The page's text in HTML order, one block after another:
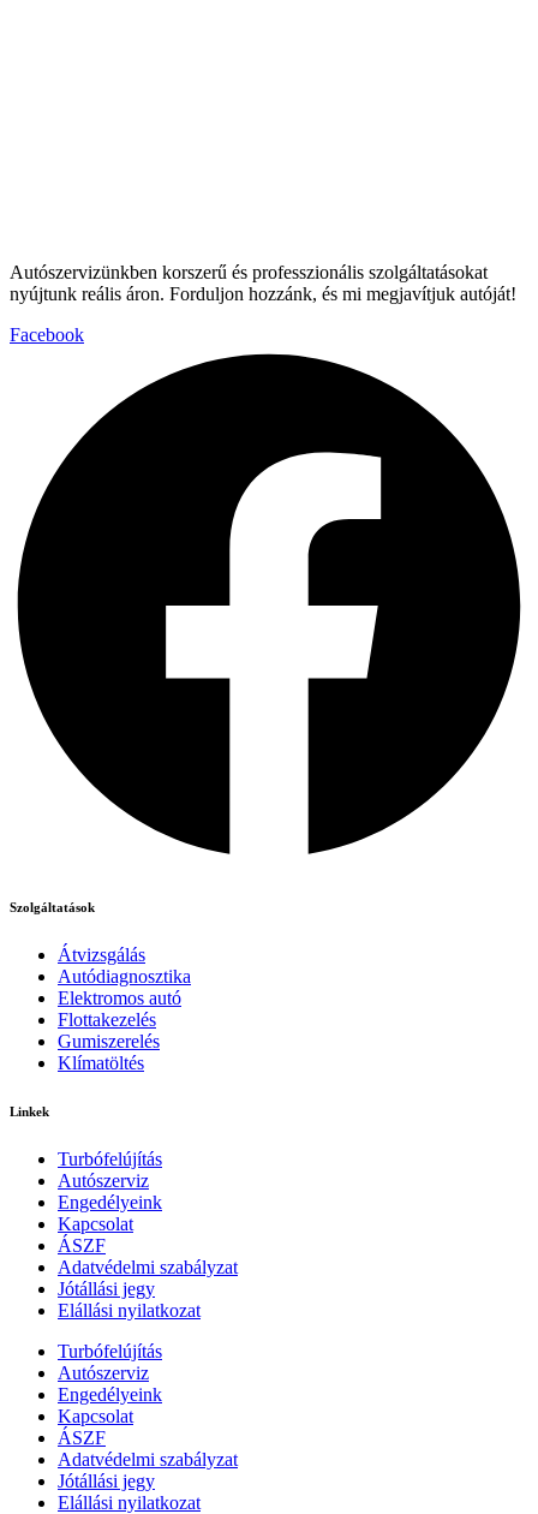
Autószervizünkben korszerű és professzionális szolgáltatásokat
nyújtunk reális áron. Forduljon hozzánk, és mi megjavítjuk autóját!
Facebook
Szolgáltatások
Átvizsgálás
Autódiagnosztika
Elektromos autó
Flottakezelés
Gumiszerelés
Klímatöltés
Linkek
Turbófelújítás
Autószerviz
Engedélyeink
Kapcsolat
ÁSZF
Adatvédelmi szabályzat
Jótállási jegy
Elállási nyilatkozat
Turbófelújítás
Autószerviz
Engedélyeink
Kapcsolat
ÁSZF
Adatvédelmi szabályzat
Jótállási jegy
Elállási nyilatkozat